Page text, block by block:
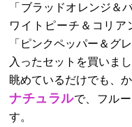
「ブラッドオレンジ＆
ワイトピーチ＆コリア
「ピンクペッパー＆グ
入ったセットを買いまし
眺めているだけでも、
ナチュラルで、フル
す。